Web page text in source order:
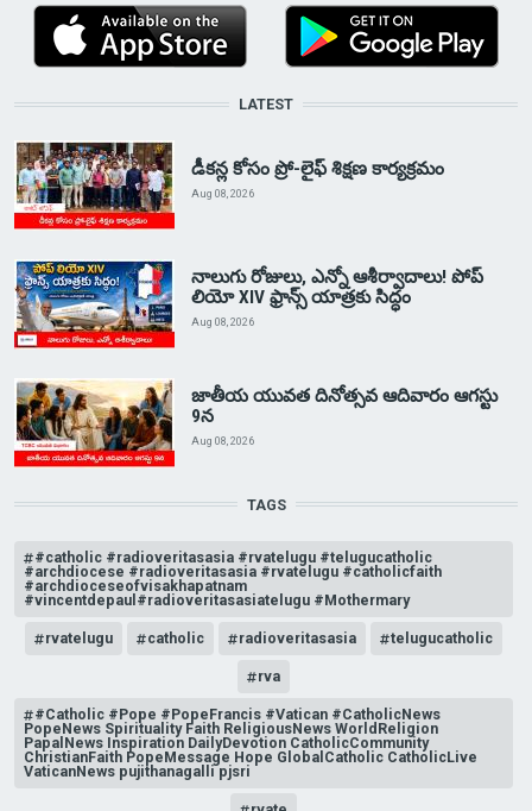
LATEST
డీకన్ల కోసం ప్రో-లైఫ్ శిక్షణ కార్యక్రమం
Aug 08, 2026
నాలుగు రోజులు, ఎన్నో ఆశీర్వాదాలు! పోప్
లియో XIV ఫ్రాన్స్ యాత్రకు సిద్ధం
Aug 08, 2026
జాతీయ యువత దినోత్సవ ఆదివారం ఆగస్టు
9న
Aug 08, 2026
TAGS
#catholic #radioveritasasia #rvatelugu #telugucatholic
#archdiocese #radioveritasasia #rvatelugu #catholicfaith
#archdioceseofvisakhapatnam
#vincentdepaul#radioveritasasiatelugu #Mothermary
rvatelugu catholic radioveritasasia telugucatholic
rva
#Catholic #Pope #PopeFrancis #Vatican #CatholicNews
PopeNews Spirituality Faith ReligiousNews WorldReligion
PapalNews Inspiration DailyDevotion CatholicCommunity
ChristianFaith PopeMessage Hope GlobalCatholic CatholicLive
VaticanNews pujithanagalli pjsri